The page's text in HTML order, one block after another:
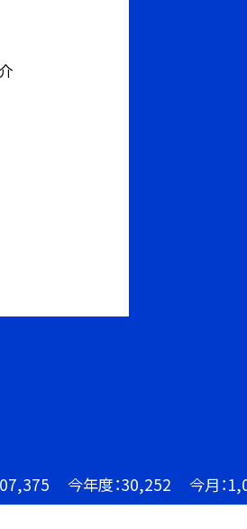
今年度：30,252 今月：